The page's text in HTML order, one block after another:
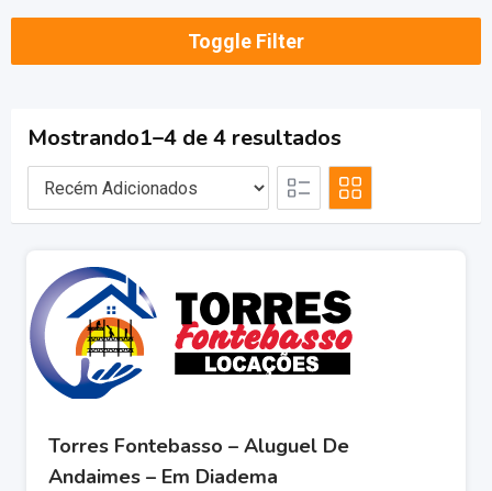
Toggle Filter
Mostrando1–4 de 4 resultados
Torres Fontebasso – Aluguel De
Andaimes – Em Diadema